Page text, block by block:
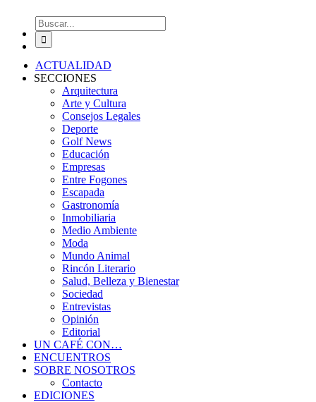
Buscar:
ACTUALIDAD
SECCIONES
Arquitectura
Arte y Cultura
Consejos Legales
Deporte
Golf News
Educación
Empresas
Entre Fogones
Escapada
Gastronomía
Inmobiliaria
Medio Ambiente
Moda
Mundo Animal
Rincón Literario
Salud, Belleza y Bienestar
Sociedad
Entrevistas
Opinión
Editorial
UN CAFÉ CON…
ENCUENTROS
SOBRE NOSOTROS
Contacto
EDICIONES